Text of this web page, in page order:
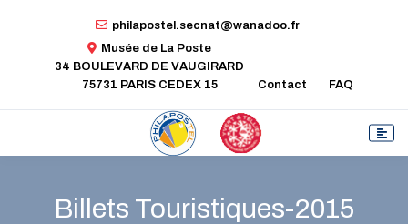
philapostel.secnat@wanadoo.fr
Musée de La Poste
34 BOULEVARD DE VAUGIRARD
75731 PARIS CEDEX 15
Contact FAQ
Billets Touristiques-2015